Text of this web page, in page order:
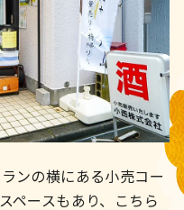
ンの横にある小売コー
ペースもあり、こちら